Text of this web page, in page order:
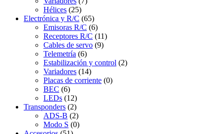
Hélices (25)
Electrónica y R/C (65)
Emisoras R/C (6)
Receptores R/C (11)
Cables de servo (9)
Telemetría (6)
Estabilización y control (2)
Variadores (14)
Placas de corriente (0)
BEC (6)
LEDs (12)
Transponders (2)
ADS-B (2)
Modo S (0)